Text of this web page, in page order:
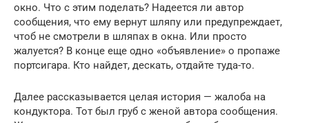
окно. Что с этим поделать? Надеется ли автор
сообщения, что ему вернут шляпу или предупреждает,
чтоб не смотрели в шляпах в окна. Или просто
жалуется? В конце еще одно «объявление» о пропаже
портсигара. Кто найдет, дескать, отдайте туда-то.
Далее рассказывается целая история — жалоба на
кондуктора. Тот был груб с женой автора сообщения.